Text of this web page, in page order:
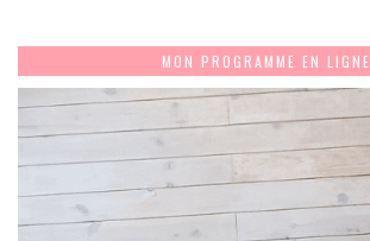
MON PROGRAMME EN LIGNE